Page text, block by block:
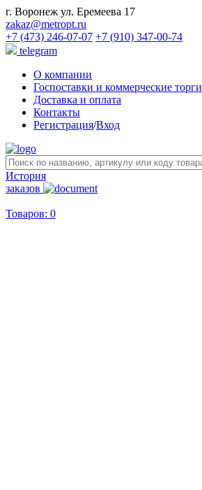
г. Воронеж ул. Еремеева 17
zakaz@metropt.ru
+7 (473) 246-07-07 +7 (910) 347-00-74
telegram
О компании
Госпоставки и коммерческие торги
Доставка и оплата
Контакты
Регистрация/Вход
История
заказов
Товаров: 0